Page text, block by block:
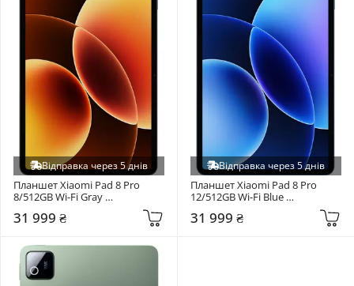
Відправка через 5 днів
Планшет Xiaomi Pad 8 Pro
8/512GB Wi-Fi Gray
31 999 ₴
Відправка через 5 днів
Планшет Xiaomi Pad 8 Pro
12/512GB Wi-Fi Blue
31 999 ₴